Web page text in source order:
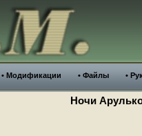
• Модификации • Файлы •
Ночи